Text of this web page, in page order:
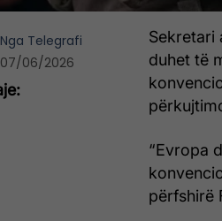
Sekretari
duhet të
“Evropa
përfshirë
Nga Telegrafi
07/06/2026